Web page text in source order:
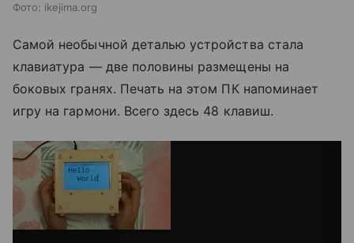
Фото: ikejima.org
Самой необычной деталью устройства стала
клавиатура — две половины размещены на
боковых гранях. Печать на этом ПК напоминает
игру на гармони. Всего здесь 48 клавиш.